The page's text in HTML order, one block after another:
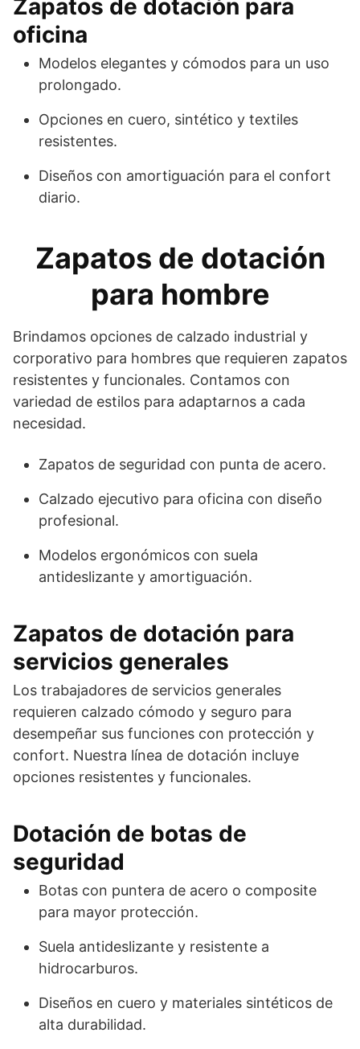
Zapatos de dotación para
oficina
Modelos elegantes y cómodos para un uso
prolongado.
Opciones en cuero, sintético y textiles
resistentes.
Diseños con amortiguación para el confort
diario.
Zapatos de dotación
para hombre
Brindamos opciones de calzado industrial y
corporativo para hombres que requieren zapatos
resistentes y funcionales. Contamos con
variedad de estilos para adaptarnos a cada
necesidad.
Zapatos de seguridad con punta de acero.
Calzado ejecutivo para oficina con diseño
profesional.
Modelos ergonómicos con suela
antideslizante y amortiguación.
Zapatos de dotación para
servicios generales
Los trabajadores de servicios generales
requieren calzado cómodo y seguro para
desempeñar sus funciones con protección y
confort. Nuestra línea de dotación incluye
opciones resistentes y funcionales.
Dotación de botas de
seguridad
Botas con puntera de acero o composite
para mayor protección.
Suela antideslizante y resistente a
hidrocarburos.
Diseños en cuero y materiales sintéticos de
alta durabilidad.